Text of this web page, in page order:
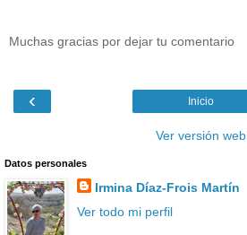
Muchas gracias por dejar tu comentario
‹ Inicio
Ver versión web
Datos personales
Irmina Díaz-Frois Martín
Ver todo mi perfil